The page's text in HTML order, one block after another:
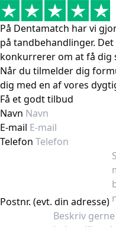
På Dentamatch har vi
på tandbehandlinger.
konkurrerer om at få dig
Når du tilmelder dig
dig med en af vores
Få et godt tilbud
Navn
E-mail
Telefon
Postnr. (evt. din adresse)